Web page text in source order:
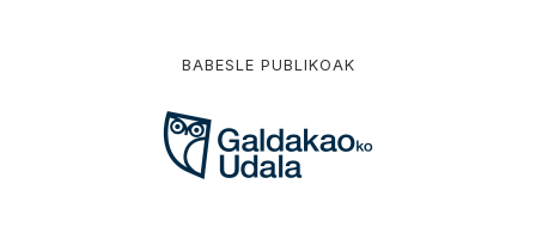
BABESLE PUBLIKOAK